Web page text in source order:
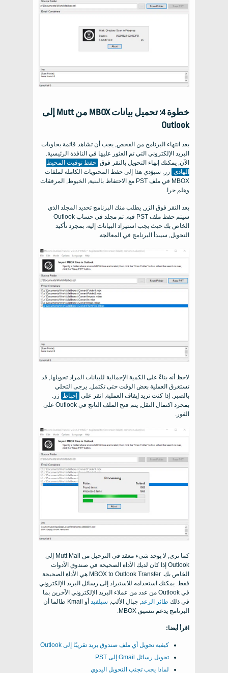
خطوة 4: تحميل بيانات MBOX من Mutt إلى
Outlook
بعد انتهاء البرنامج من الفحص, يجب أن تشاهد قائمة بحاويات
البريد الإلكتروني التي تم العثور عليها في النافذة الرئيسية.
الآن, يمكنك إنهاء التحويل بالنقر فوق حفظ توقيت المحيط
الهادي زر. سيؤدي هذا إلى حفظ المحتويات الكاملة لملفات
MBOX في ملف PST مع الاحتفاظ بالبنية, الخيوط, المرفقات
وهلم جرا.
بعد النقر فوق الزر, يطلب منك البرنامج تحديد المجلد الذي
سيتم حفظ ملف PST فيه, ثم مجلد في حساب Outlook
الخاص بك حيث يجب استيراد البيانات إليه. بمجرد تأكيد
التحويل, سيبدأ البرنامج في المعالجة.
لاحظ أنه بناءً على الكمية الإجمالية للبيانات المراد تحويلها, قد
تستغرق العملية بعض الوقت حتى تكتمل. يرجى التحلي
بالصبر. إذا كنت تريد إيقاف العملية, انقر على إحباط
زر.
بمجرد اكتمال النقل, يتم فتح الملف الناتج في Outlook على
الفور.
كما ترى, لا يوجد شيء معقد في الترحيل من Mutt Mail إلى
Outlook إذا كان لديك الأداة الصحيحة في صندوق الأدوات
الخاص بك. MBOX to Outlook Transfer هي الأداة الصحيحة
فقط. يمكنك استخدامه للاستيراد إلى رسائل البريد الإلكتروني
في Outlook من عدد من عملاء البريد الإلكتروني الآخرين بما
في ذلك طائر الرعد , جبال الألب, سيلفيد
أو Kmail طالما أن
البرنامج يدعم تنسيق MBOX.
اقرأ أيضا:
كيفية تحويل أي ملف صندوق بريد تقريبًا إلى Outlook
تحويل رسائل Gmail إلى PST
لماذا يجب تجنب التحويل اليدوي